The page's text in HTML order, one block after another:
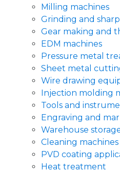
Milling machines
Grinding and
Gear making and
EDM machines
Pressure metal
Sheet metal
Wire drawing
Injection molding
Tools and
Engraving and
Warehouse
Cleaning machines
PVD coating
Heat treatment